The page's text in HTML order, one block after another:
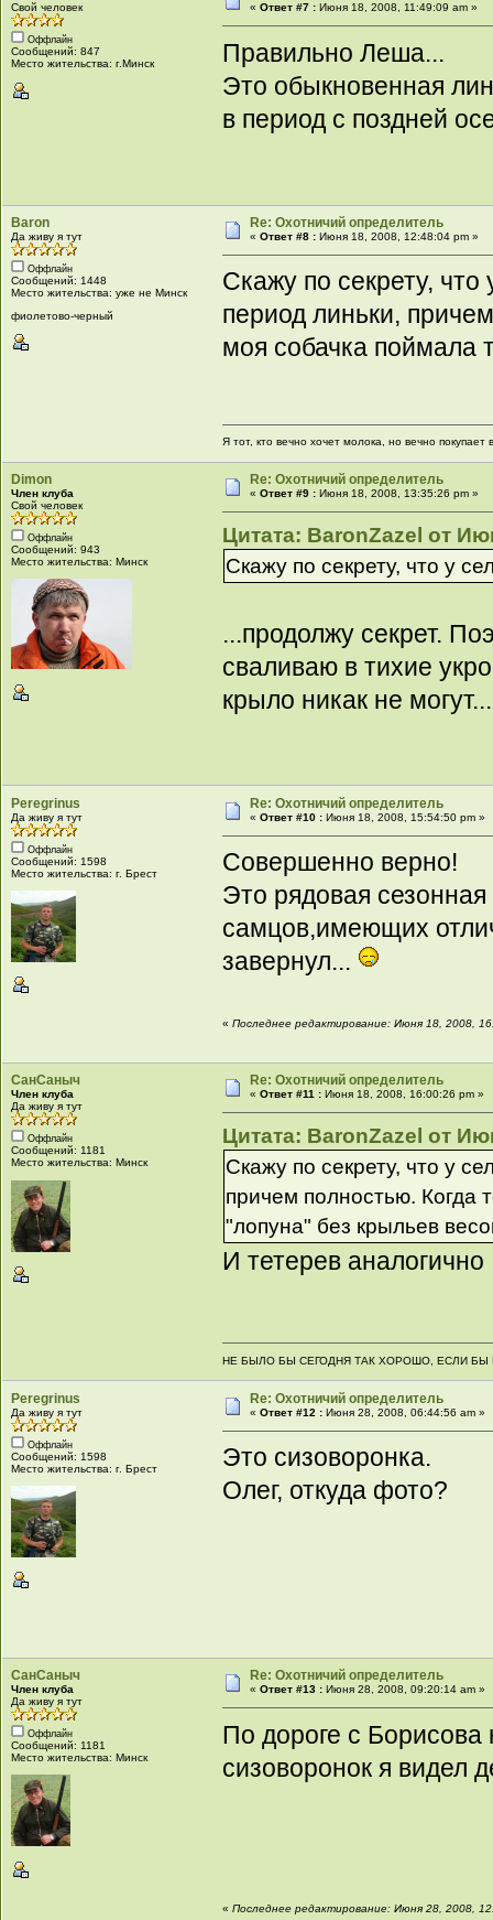
Свой человек
Оффлайн
Сообщений: 847
Место жительства: г.Минск
«Ответ #7 : Июня 18, 2008, 11:49:09 am »
Правильно Леша...
Это обыкновенная
в период с поздней
Baron
Да живу я тут
Оффлайн
Сообщений: 1448
Место жительства: уже не Минск
фиолетово-черный
Re: Охотничий определитель
«Ответ #8 : Июня 18, 2008, 12:48:04 pm »
Скажу по секрету,
период линьки,
моя собачка поймала
Я тот, кто вечно хочет молока, но вечно покупает
Dimon
Член клуба
Свой человек
Оффлайн
Сообщений: 943
Место жительства: Минск
Re: Охотничий определитель
«Ответ #9 : Июня 18, 2008, 13:35:26 pm »
Цитата: BaronZazel от
Скажу по секрету, что у
...продолжу секрет.
сваливаю в тихие
крыло никак не могут...
Peregrinus
Да живу я тут
Оффлайн
Сообщений: 1598
Место жительства: г. Брест
Re: Охотничий определитель
«Ответ #10 : Июня 18, 2008, 15:54:50 pm »
Совершенно верно!
Это рядовая
самцов,имеющих
завернул...
«Последнее редактирование: Июня 18, 2008,
СанСаныч
Член клуба
Да живу я тут
Оффлайн
Сообщений: 1181
Место жительства: Минск
Re: Охотничий определитель
«Ответ #11 : Июня 18, 2008, 16:00:26 pm »
Цитата: BaronZazel от
Скажу по секрету, что у
причем полностью. Когда
"лопуна" без крыльев
И тетерев аналогично
НЕ БЫЛО БЫ СЕГОДНЯ ТАК ХОРОШО, ЕСЛИ
Peregrinus
Да живу я тут
Оффлайн
Сообщений: 1598
Место жительства: г. Брест
Re: Охотничий определитель
«Ответ #12 : Июня 28, 2008, 06:44:56 am »
Это сизоворонка.
Олег, откуда фото?
СанСаныч
Член клуба
Да живу я тут
Оффлайн
Сообщений: 1181
Место жительства: Минск
Re: Охотничий определитель
«Ответ #13 : Июня 28, 2008, 09:20:14 am »
По дороге с Борисова
сизоворонок я видел
«Последнее редактирование: Июня 28, 2008,